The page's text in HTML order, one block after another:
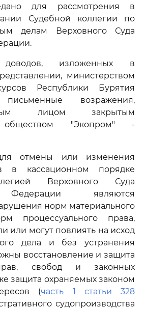
для рассмотрения в
Судебной коллегии по
делам Верховного Суда
доводов, изложенных в
министерством
Республики Бурятия
письменные возражения,
лицом закрытым
обществом "Экопром" -
отмены или изменения
в кассационном порядке
Верховного Суда
Федерации являются
норм материального
процессуального права,
или могут повлиять на исход
дела и без устранения
восстановление и защита
свобод и законных
защита охраняемых законом
(часть 1 статьи 328
судопроизводства